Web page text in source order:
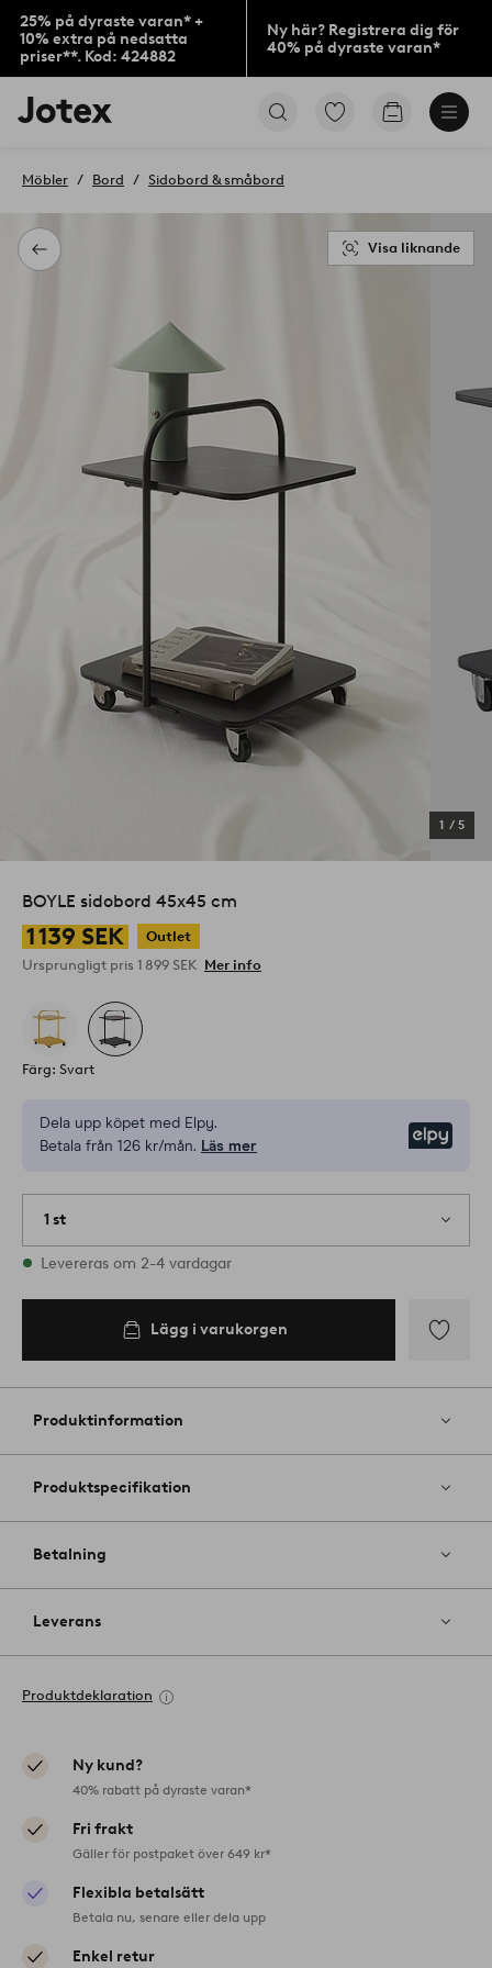
25% på dyraste varan* +
10% extra på nedsatta
priser**. Kod: 424882
Ny här? Registrera dig för
40% på dyraste varan*
Jotex
logotyp
till
Gå
Gå
Tillbaka
Möbler Bord Sidobord & småbord
1 / 5
Visa liknande
BOYLE sidobord 45x45 cm
1 139 SEK
Outlet
Ursprungligt pris 1 899 SEK Mer info
Färg: Svart
Dela upp köpet med Elpy.
Betala från 126 kr/mån. Läs mer
1 st
I lager
Levereras om 2-4 vardagar
Lägg i varukorgen
till
favoriter
Produktinformation
Produktspecifikation
Betalning
Leverans
Produktdeklaration
Ny kund?
40% rabatt på dyraste varan*
Fri frakt
Gäller för postpaket över 649 kr*
Flexibla betalsätt
Betala nu, senare eller dela upp
Enkel retur